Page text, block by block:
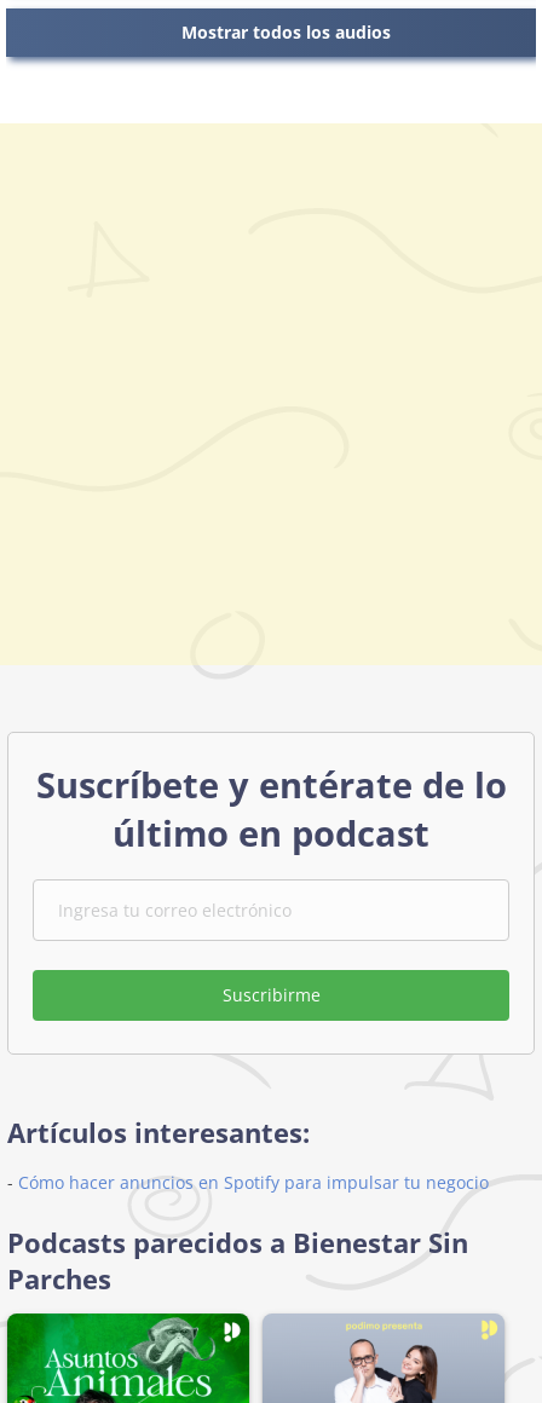
Mostrar todos los audios
Suscríbete y entérate de lo
último en podcast
Suscribirme
Artículos interesantes:
- Cómo hacer anuncios en Spotify para impulsar tu negocio
Podcasts parecidos a Bienestar Sin
Parches